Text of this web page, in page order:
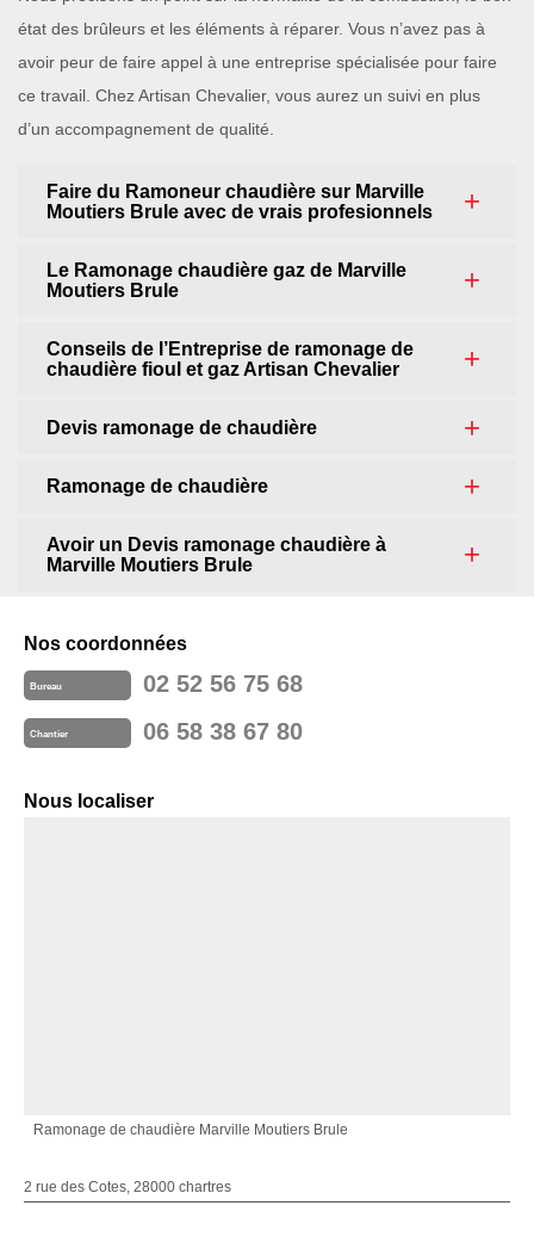
état des brûleurs et les éléments à réparer. Vous n’avez pas à
avoir peur de faire appel à une entreprise spécialisée pour faire
ce travail. Chez Artisan Chevalier, vous aurez un suivi en plus
d’un accompagnement de qualité.
Faire du Ramoneur chaudière sur Marville
Moutiers Brule avec de vrais profesionnels
Le Ramonage chaudière gaz de Marville
Moutiers Brule
Conseils de l’Entreprise de ramonage de
chaudière fioul et gaz Artisan Chevalier
Devis ramonage de chaudière
Ramonage de chaudière
Avoir un Devis ramonage chaudière à
Marville Moutiers Brule
Nos coordonnées
Bureau 02 52 56 75 68
Chantier 06 58 38 67 80
Nous localiser
Ramonage de chaudière Marville Moutiers Brule
2 rue des Cotes, 28000 chartres